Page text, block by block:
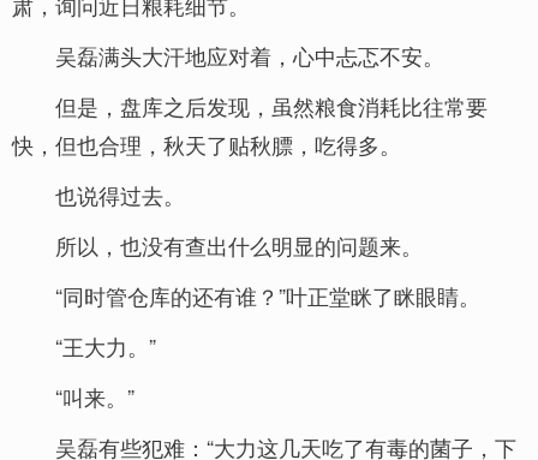
吴磊满头大汗地应对着，心中忐忑不安。
但是，盘库之后发现，虽然粮食消耗比往常要
快，但也合理，秋天了贴秋膘，吃得多。
也说得过去。
所以，也没有查出什么明显的问题来。
“同时管仓库的还有谁？”叶正堂眯了眯眼睛。
“王大力。”
“叫来。”
吴磊有些犯难：“大力这几天吃了有毒的菌子，下